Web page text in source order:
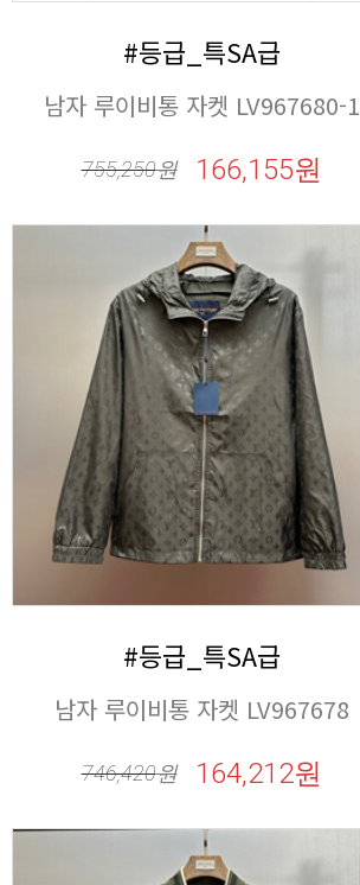
#등급_특SA급
남자 루이비통 자켓 LV967680-1
755,250원 166,155원
#등급_특SA급
남자 루이비통 자켓 LV967678
746,420원 164,212원